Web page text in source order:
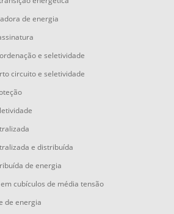
de energia
e seletividade
circuito e seletividade
e distribuída
de energia
cubículos de média tensão
de energia